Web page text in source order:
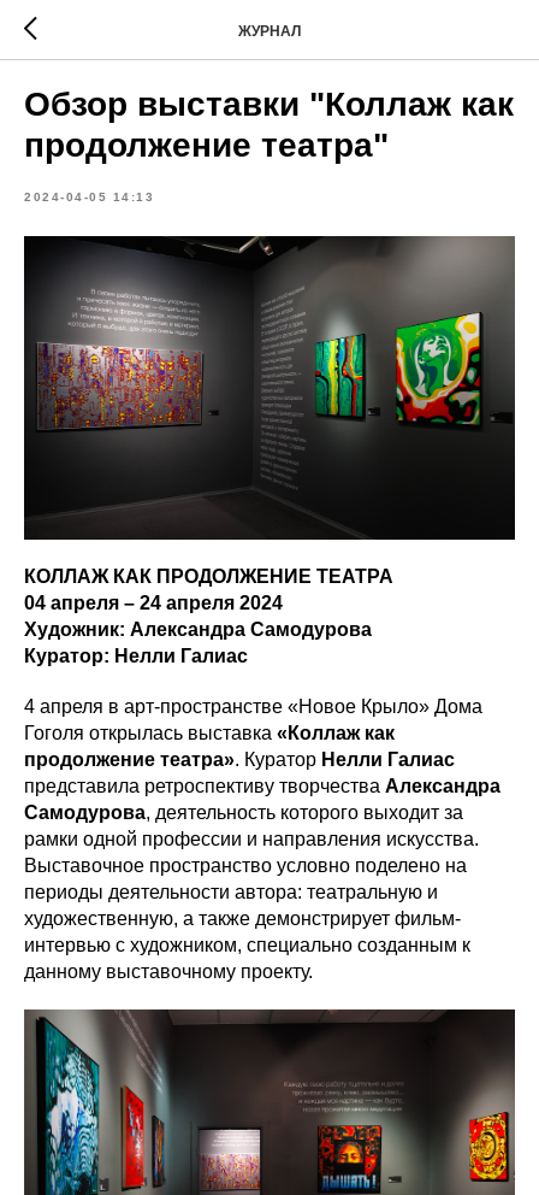
ЖУРНАЛ
Обзор выставки "Коллаж как
продолжение театра"
2024-04-05 14:13
КОЛЛАЖ КАК ПРОДОЛЖЕНИЕ ТЕАТРА
04 апреля – 24 апреля 2024
Художник: Александра Самодурова
Куратор: Нелли Галиас
4 апреля в арт-пространстве «Новое Крыло» Дома
Гоголя открылась выставка «Коллаж как
продолжение театра». Куратор Нелли Галиас
представила ретроспективу творчества Александра
Самодурова, деятельность которого выходит за
рамки одной профессии и направления искусства.
Выставочное пространство условно поделено на
периоды деятельности автора: театральную и
художественную, а также демонстрирует фильм-
интервью с художником, специально созданным к
данному выставочному проекту.